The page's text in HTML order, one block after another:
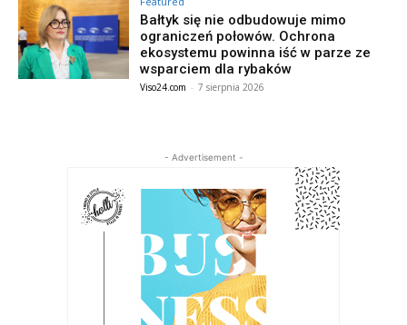
Bałtyk się nie odbudowuje mimo
ograniczeń połowów. Ochrona
ekosystemu powinna iść w parze ze
wsparciem dla rybaków
Viso24.com - 7 sierpnia 2026
- Advertisement -